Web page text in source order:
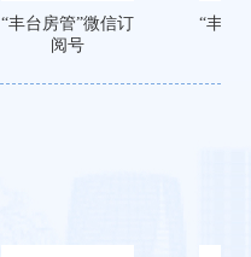
“丰台房管”微信订
阅号
“丰台